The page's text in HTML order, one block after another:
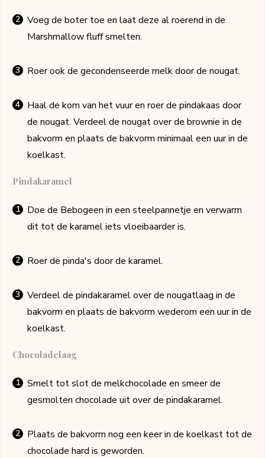
Voeg de boter toe en laat deze al roerend in de
Marshmallow fluff smelten.
Roer ook de gecondenseerde melk door de nougat.
Haal de kom van het vuur en roer de pindakaas door
de nougat. Verdeel de nougat over de brownie in de
bakvorm en plaats de bakvorm minimaal een uur in de
koelkast.
Pindakaramel
Doe de Bebogeen in een steelpannetje en verwarm
dit tot de karamel iets vloeibaarder is.
Roer de pinda's door de karamel.
Verdeel de pindakaramel over de nougatlaag in de
bakvorm en plaats de bakvorm wederom een uur in de
koelkast.
Chocoladelaag
Smelt tot slot de melkchocolade en smeer de
gesmolten chocolade uit over de pindakaramel.
Plaats de bakvorm nog een keer in de koelkast tot de
chocolade hard is geworden.